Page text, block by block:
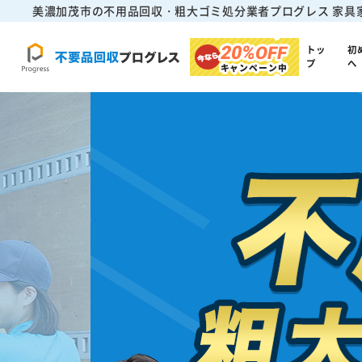
美濃加茂市の不用品回収・粗大ゴミ処分業者プログレス 家具
20%OFF
キャンペーン中
トッ
プ
初
へ